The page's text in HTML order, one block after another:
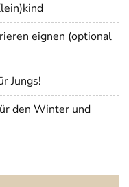
eignen (optional
Jungs!
den Winter und